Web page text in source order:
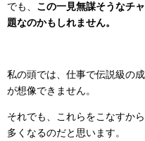
でも、 この一見無謀そうなチ
題なのかもしれません。
私の頭では、仕事で伝説級の
が想像できません。
それでも、これらをこなすか
多くなるのだと思います。